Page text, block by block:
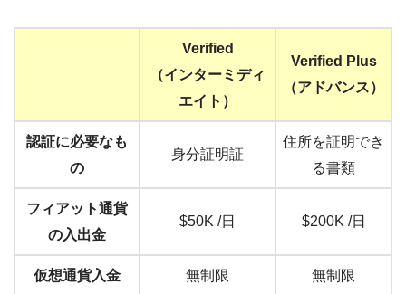
Verified
（インターミディ
エイト）
Verified Plus
（アドバンス）
認証に必要なも
の
身分証明証
住所を証明でき
る書類
フィアット通貨
の入出金
$50K /日 $200K /日
仮想通貨入金 無制限 無制限